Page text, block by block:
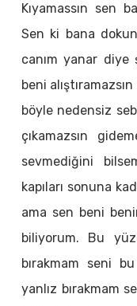
Kıyamassın sen
Sen ki bana
canım yanar diye
beni
böyle nedensiz
çıkamazsın
sevmediğini
kapıları sonuna
ama sen beni
biliyorum. Bu
bırakmam seni
yanlız bırakmam